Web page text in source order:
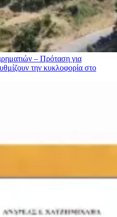
– Πρόταση για
την κυκλοφορία στο